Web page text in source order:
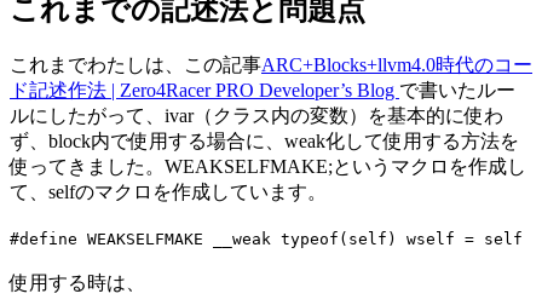
し
て
き
ま
し
これまでの記述法と問題点
これまでわたしは、この記事ARC+Blocks+llvm4.0時代のコー
ド記述作法 | Zero4Racer PRO Developer’s Blog で書いたルー
ルにしたがって、ivar（クラス内の変数）を基本的に使わ
ず、block内で使用する場合に、weak化して使用する方法を
使ってきました。WEAKSELFMAKE;というマクロを作成し
て、selfのマクロを作成しています。
#define WEAKSELFMAKE __weak typeof(self) wself = self
使用する時は、